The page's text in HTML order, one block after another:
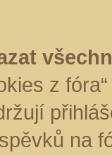
z
na